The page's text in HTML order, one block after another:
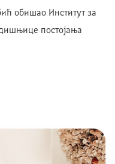
обишао Институт за
постојања